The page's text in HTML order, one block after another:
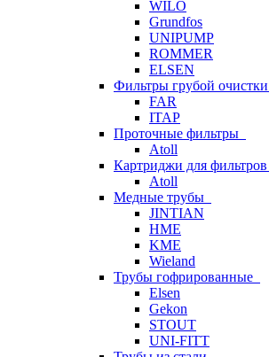
WILO
Grundfos
UNIPUMP
ROMMER
ELSEN
Фильтры грубой очистки
FAR
ITAP
Проточные фильтры
Atoll
Картриджи для фильтров
Atoll
Медные трубы
JINTIAN
HME
KME
Wieland
Трубы гофрированные
Elsen
Gekon
STOUT
UNI-FITT